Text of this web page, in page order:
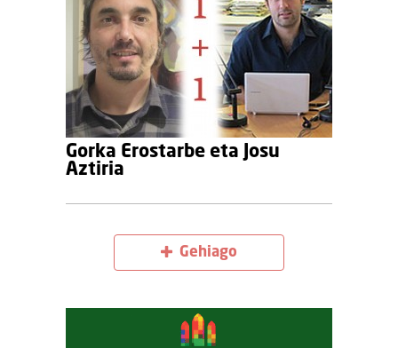
Gorka Erostarbe eta Josu
Aztiria
Gehiago